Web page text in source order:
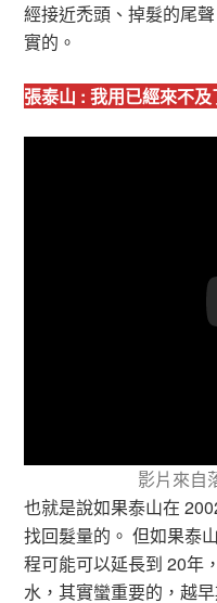
經接近禿頭、掉髮的尾
實的。
張泰山 : 我用已經來不及
影片來自
也就是說如果泰山在
找回髮量的。 但如果泰
程可能可以延長到 20年
水，其實蠻重要的，越